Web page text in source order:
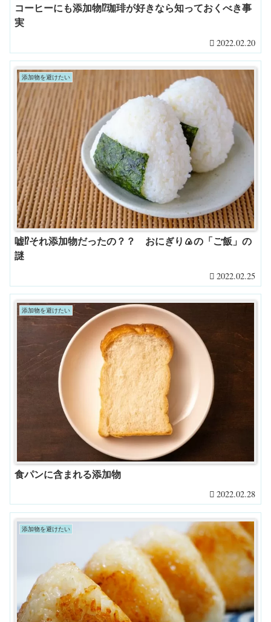
コーヒーにも添加物⁉珈琲が好きなら知っておくべき事
実
2022.02.20
添加物を避けたい
嘘⁉それ添加物だったの？？ おにぎり🍙の「ご飯」の
謎
2022.02.25
添加物を避けたい
食パンに含まれる添加物
2022.02.28
添加物を避けたい